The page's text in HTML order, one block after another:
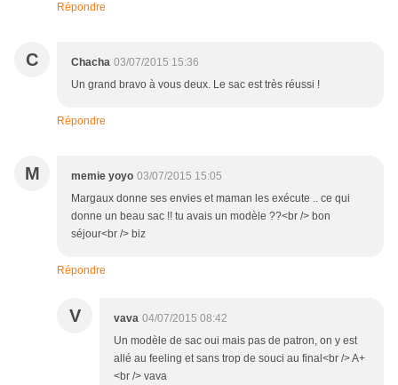
Répondre
C Chacha 03/07/2015 15:36
Un grand bravo à vous deux. Le sac est très réussi !
Répondre
M memie yoyo 03/07/2015 15:05
Margaux donne ses envies et maman les exécute .. ce qui
donne un beau sac !! tu avais un modèle ??<br /> bon
séjour<br /> biz
Répondre
V vava 04/07/2015 08:42
Un modèle de sac oui mais pas de patron, on y est
allé au feeling et sans trop de souci au final<br /> A+
<br /> vava